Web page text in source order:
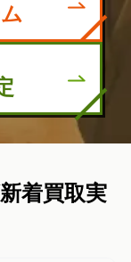
着買取実